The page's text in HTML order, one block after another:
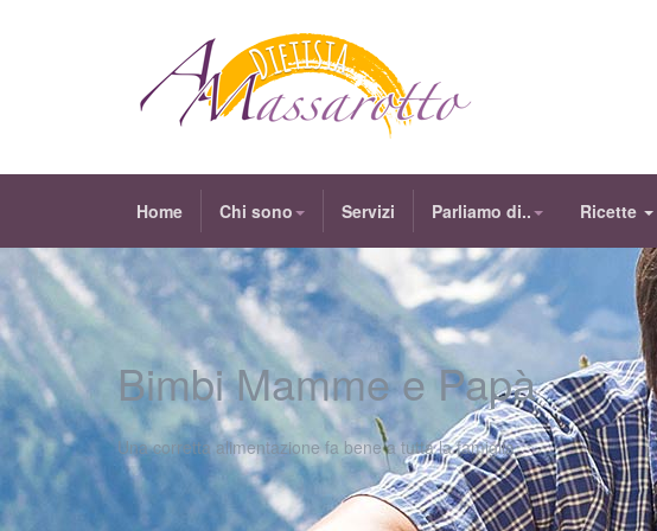
Home Chi sono Servizi Parliamo di.. Ricette
Bimbi Mamme e Papà
Una corretta alimentazione fa bene a tutta la famiglia